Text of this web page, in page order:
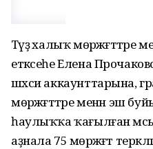
Тәүҙә халыҡ
етәксеһе Елена
шәхси аккаунттарына,
мөрәжәғәттәре менән эш
һаулыҡҡа ҡағылған
аҙнала 75 мөрәжәғәт